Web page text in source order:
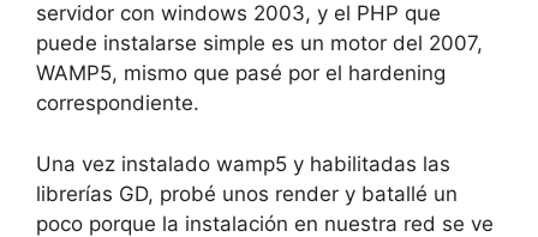
servidor con windows 2003, y el PHP que
puede instalarse simple es un motor del 2007,
WAMP5, mismo que pasé por el hardening
correspondiente.
Una vez instalado wamp5 y habilitadas las
librerías GD, probé unos render y batallé un
poco porque la instalación en nuestra red se ve